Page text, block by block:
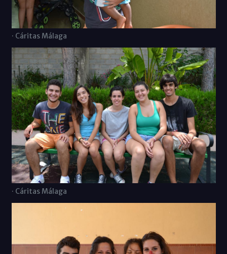
· Cáritas Málaga
· Cáritas Málaga